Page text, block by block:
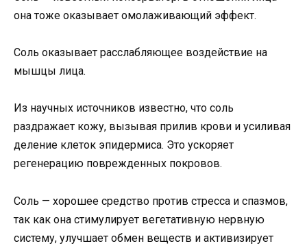
она тоже оказывает омолаживающий эффект.
Соль оказывает расслабляющее воздействие на
мышцы лица.
Из научных источников известно, что соль
раздражает кожу, вызывая прилив крови и усиливая
деление клеток эпидермиса. Это ускоряет
регенерацию поврежденных покровов.
Соль — хорошее средство против стресса и спазмов,
так как она стимулирует вегетативную нервную
систему, улучшает обмен веществ и активизирует